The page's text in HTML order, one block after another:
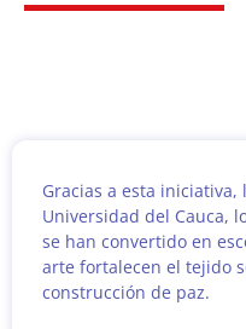
Gracias a esta
Universidad del Cauca,
se han convertido en
arte fortalecen el tejido
construcción de paz.